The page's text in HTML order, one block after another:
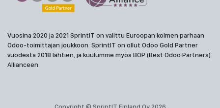
Vuosina 2020 ja 2021 SprintIT on valittu Euroopan kolmen parhaan
Odoo-toimittajan joukkoon. SprintIT on ollut Odoo Gold Partner
vuodesta 2018 lähtien, ja kuulumme myös BOP (Best Odoo Partners)
Allianceen.
Copyright © SprintIT Finland Oy 2026